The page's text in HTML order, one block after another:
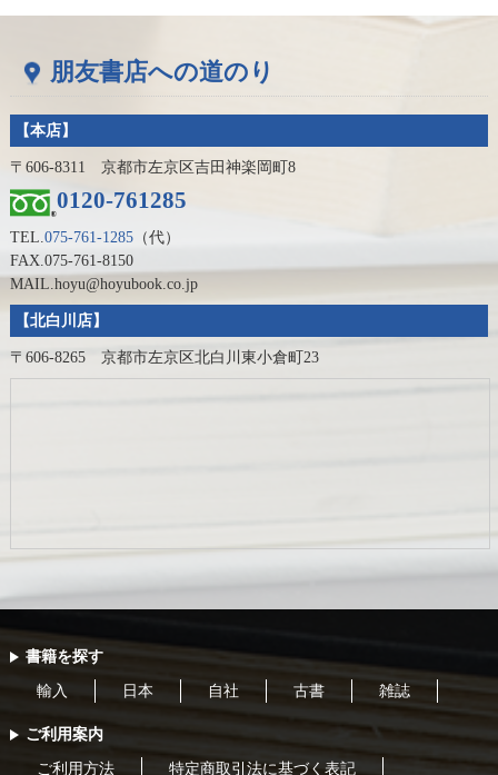
朋友書店への道のり
【本店】
〒606-8311 京都市左京区吉田神楽岡町8
0120-761285
TEL.075-761-1285（代）
FAX.075-761-8150
MAIL.hoyu@hoyubook.co.jp
【北白川店】
〒606-8265 京都市左京区北白川東小倉町23
書籍を探す
輸入 日本 自社 古書 雑誌
ご利用案内
ご利用方法 特定商取引法に基づく表記